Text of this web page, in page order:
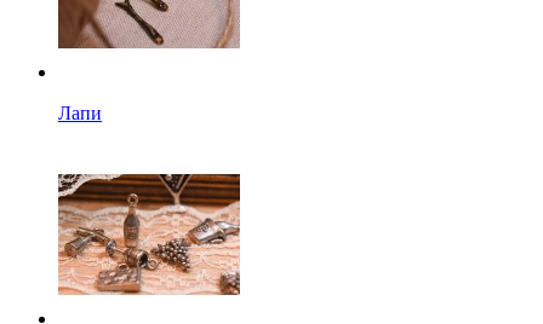
Лапи